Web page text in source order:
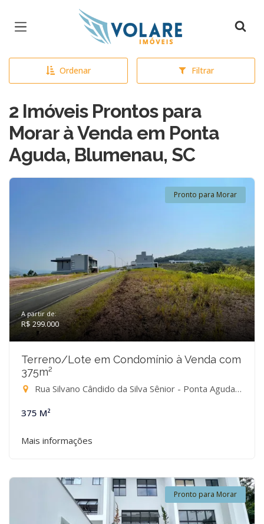
Página inicial
Ordenar Filtrar
2 Imóveis Prontos para
Morar à Venda em Ponta
Aguda, Blumenau, SC
Pronto para Morar
A partir de:
R$ 299.000
Terreno/Lote em Condomínio à Venda com
375m²
Rua Silvano Cândido da Silva Sênior - Ponta Aguda, Blumenau-SC
375 M²
Mais informações
Pronto para Morar